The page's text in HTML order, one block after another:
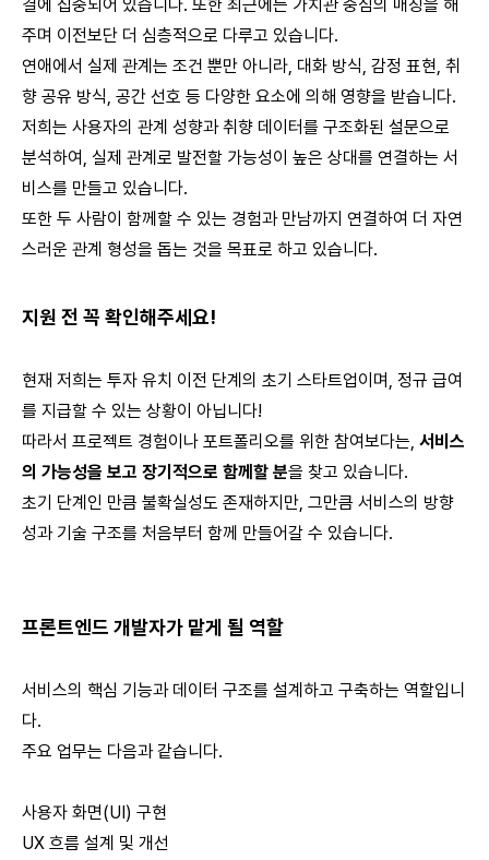
결에 집중되어 있습니다. 또한 최근에는 가치관 중심의 매칭을 해
주며 이전보단 더 심층적으로 다루고 있습니다.
연애에서 실제 관계는 조건 뿐만 아니라, 대화 방식, 감정 표현, 취
향 공유 방식, 공간 선호 등 다양한 요소에 의해 영향을 받습니다.
저희는 사용자의 관계 성향과 취향 데이터를 구조화된 설문으로
분석하여, 실제 관계로 발전할 가능성이 높은 상대를 연결하는 서
비스를 만들고 있습니다.
또한 두 사람이 함께할 수 있는 경험과 만남까지 연결하여 더 자연
스러운 관계 형성을 돕는 것을 목표로 하고 있습니다.
지원 전 꼭 확인해주세요!
현재 저희는 투자 유치 이전 단계의 초기 스타트업이며, 정규 급여
를 지급할 수 있는 상황이 아닙니다!
따라서 프로젝트 경험이나 포트폴리오를 위한 참여보다는, 서비스
의 가능성을 보고 장기적으로 함께할 분을 찾고 있습니다.
초기 단계인 만큼 불확실성도 존재하지만, 그만큼 서비스의 방향
성과 기술 구조를 처음부터 함께 만들어갈 수 있습니다.
프론트엔드 개발자가 맡게 될 역할
서비스의 핵심 기능과 데이터 구조를 설계하고 구축하는 역할입니
다.
주요 업무는 다음과 같습니다.
사용자 화면(UI) 구현
UX 흐름 설계 및 개선